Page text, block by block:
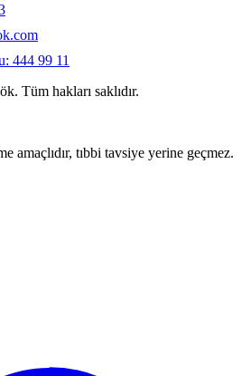
444 99 11
Tüm hakları saklıdır.
amaçlıdır, tıbbi tavsiye yerine geçmez.